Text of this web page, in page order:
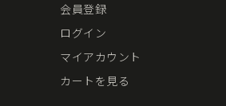
会員登録
ログイン
マイアカウント
カートを見る